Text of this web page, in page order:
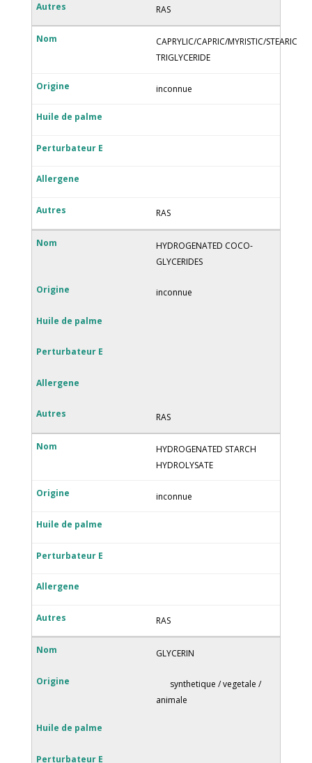
RAS
CAPRYLIC/CAPRIC/MYRISTIC/STEARIC
TRIGLYCERIDE
inconnue
RAS
HYDROGENATED COCO-
GLYCERIDES
inconnue
RAS
HYDROGENATED STARCH
HYDROLYSATE
inconnue
RAS
GLYCERIN
synthetique / vegetale /
animale